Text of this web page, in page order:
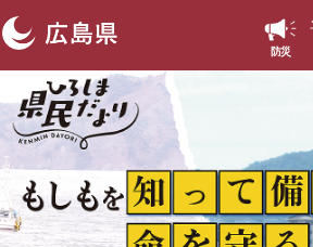
ペ
ー
ジ
の
先
頭
で
す
防災
本
文